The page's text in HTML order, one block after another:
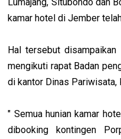
kamar hotel di Jember
Hal tersebut
mengikuti rapat Badan
di kantor Dinas
" Semua hunian kamar
dibooking kontingen